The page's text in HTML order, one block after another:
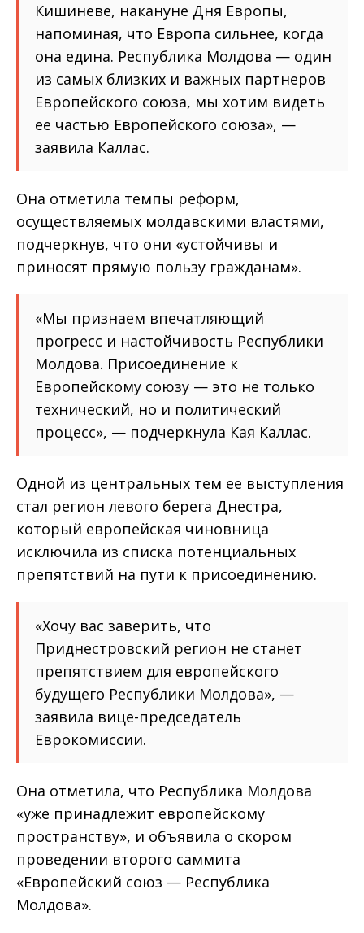
Кишиневе, накануне Дня Европы,
напоминая, что Европа сильнее, когда
она едина. Республика Молдова — один
из самых близких и важных партнеров
Европейского союза, мы хотим видеть
ее частью Европейского союза», —
заявила Каллас.
Она отметила темпы реформ,
осуществляемых молдавскими властями,
подчеркнув, что они «устойчивы и
приносят прямую пользу гражданам».
«Мы признаем впечатляющий
прогресс и настойчивость Республики
Молдова. Присоединение к
Европейскому союзу — это не только
технический, но и политический
процесс», — подчеркнула Кая Каллас.
Одной из центральных тем ее выступления
стал регион левого берега Днестра,
который европейская чиновница
исключила из списка потенциальных
препятствий на пути к присоединению.
«Хочу вас заверить, что
Приднестровский регион не станет
препятствием для европейского
будущего Республики Молдова», —
заявила вице-председатель
Еврокомиссии.
Она отметила, что Республика Молдова
«уже принадлежит европейскому
пространству», и объявила о скором
проведении второго саммита
«Европейский союз — Республика
Молдова».